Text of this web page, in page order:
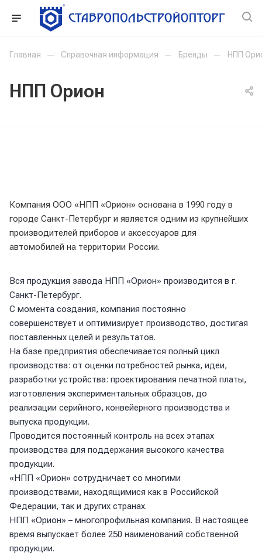
Главная — Справочная информация — Бренды — НПП
НПП Орион
Компания OOO «НПП «Орион» основана в 1990 году в
городе Санкт-Петербург и является одним из крупнейших
производителей приборов и аксессуаров для
автомобилей на территории России.
Вся продукция завода НПП «Орион» производится в г.
Санкт-Петербург.
С момента создания, компания постоянно
совершенствует и оптимизирует производство, достигая
поставленных целей и результатов.
На базе предприятия обеспечивается полный цикл
производства: от оценки потребностей рынка, идеи,
разработки устройства: проектирования печатной платы,
изготовления экспериментальных образцов, до
реализации серийного, конвейерного производства и
выпуска продукции.
Проводится постоянный контроль на всех этапах
производства для поддержания высокого качества
продукции.
«НПП «Орион» сотрудничает со многими
производствами, находящимися как в Российской
Федерации, так и других странах.
НПП «Орион» – многопрофильная компания. В настоящее
время выпускает более 250 наименований собственной
продукции.